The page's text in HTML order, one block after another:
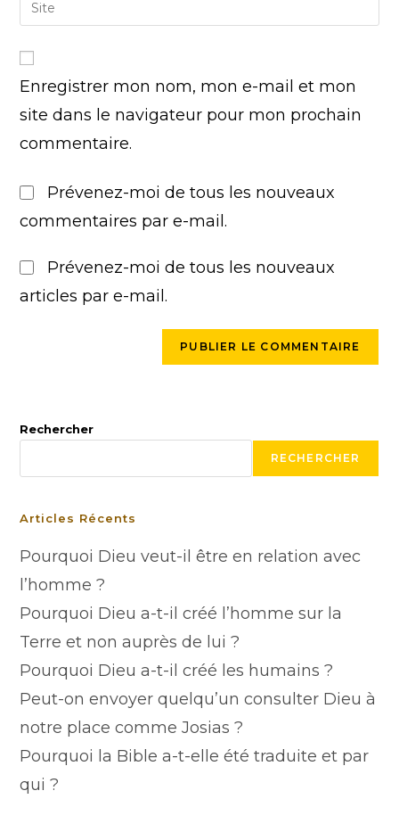
Enregistrer mon nom, mon e-mail et mon
site dans le navigateur pour mon prochain
commentaire.
Prévenez-moi de tous les nouveaux
commentaires par e-mail.
Prévenez-moi de tous les nouveaux
articles par e-mail.
Rechercher
RECHERCHER
Articles Récents
Pourquoi Dieu veut-il être en relation avec
l’homme ?
Pourquoi Dieu a-t-il créé l’homme sur la
Terre et non auprès de lui ?
Pourquoi Dieu a-t-il créé les humains ?
Peut-on envoyer quelqu’un consulter Dieu à
notre place comme Josias ?
Pourquoi la Bible a-t-elle été traduite et par
qui ?